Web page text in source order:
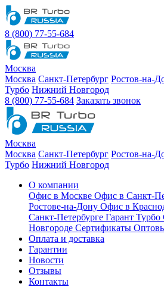
8 (800) 77-55-684
Москва
Москва Санкт-Петербург Ростов-на-
Турбо Нижний Новгород
8 (800) 77-55-684 Заказать звонок
Москва
Москва Санкт-Петербург Ростов-на-
Турбо Нижний Новгород
О компании
Офис в Москве Офис в Санкт-
Ростове-на-Дону Офис в
Санкт-Петербурге Гарант Турбо
Новгороде Сертификаты
Оплата и доставка
Гарантии
Новости
Отзывы
Контакты